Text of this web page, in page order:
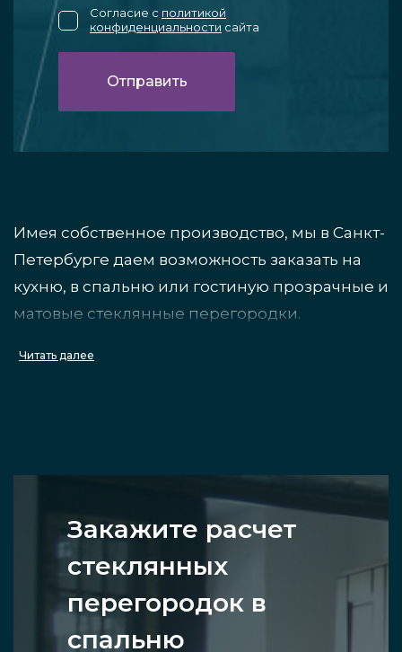
Согласие с политикой
конфиденциальности сайта
Читать далее
Имея собственное производство, мы в Санкт-
Петербурге даем возможность заказать на
кухню, в спальню или гостиную прозрачные и
матовые стеклянные перегородки.
жилых помещений, включая спальню. Можно
отделить всю комнату от оставшихся локаций
квартиры, вроде гостиной, либо провести
внутреннее распределение пространства
при помощи этих прозрачных конструкций.
Закажите расчет
стеклянных
перегородок в
спальню